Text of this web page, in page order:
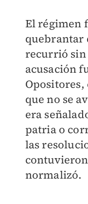
El régimen
quebrantar
recurrió sin
acusación
que no se
era
patria o
las
normalizó.